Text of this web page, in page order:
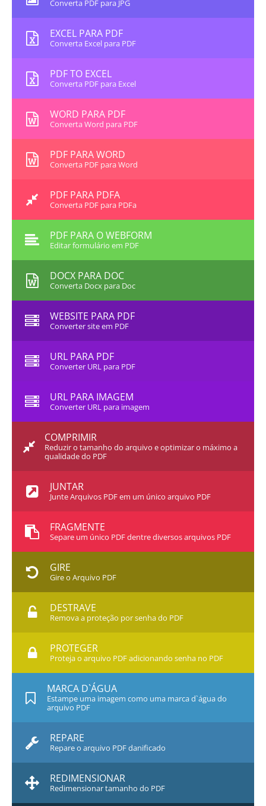
Converta PDF para JPG
EXCEL PARA PDF
Converta Excel para PDF
PDF TO EXCEL
Converta PDF para Excel
WORD PARA PDF
Converta Word para PDF
PDF PARA WORD
Converta PDF para Word
PDF PARA PDFA
Converta PDF para PDFa
PDF PARA O WEBFORM
Editar formulário em PDF
DOCX PARA DOC
Converta Docx para Doc
WEBSITE PARA PDF
Converter site em PDF
URL PARA PDF
Converter URL para PDF
URL PARA IMAGEM
Converter URL para imagem
COMPRIMIR
Reduzir o tamanho do arquivo e optimizar o máximo a
qualidade do PDF
JUNTAR
Junte Arquivos PDF em um único arquivo PDF
FRAGMENTE
Separe um único PDF dentre diversos arquivos PDF
GIRE
Gire o Arquivo PDF
DESTRAVE
Remova a proteção por senha do PDF
PROTEGER
Proteja o arquivo PDF adicionando senha no PDF
MARCA D`ÁGUA
Estampe uma imagem como uma marca d`água do
arquivo PDF
REPARE
Repare o arquivo PDF danificado
REDIMENSIONAR
Redimensionar tamanho do PDF